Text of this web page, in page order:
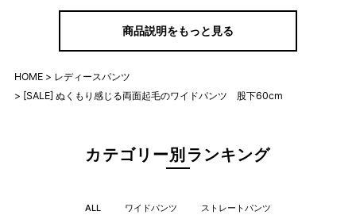
が魅力。 大人を華やかにするさり気ない柄で、毎日のコーディネ
商品説明をもっと見る
HOME
レディースパンツ
[SALE] ぬくもり感じる両面起毛のワイドパンツ 股下60cm
カテゴリー別ランキング
ALL ワイドパンツ ストレートパンツ